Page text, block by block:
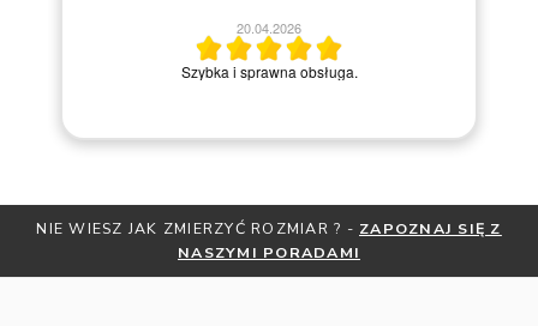
20.04.2026
Szybka i sprawna obsługa.
NIE WIESZ JAK ZMIERZYĆ ROZMIAR ? - ZAPOZNAJ SIĘ Z
NASZYMI PORADAMI